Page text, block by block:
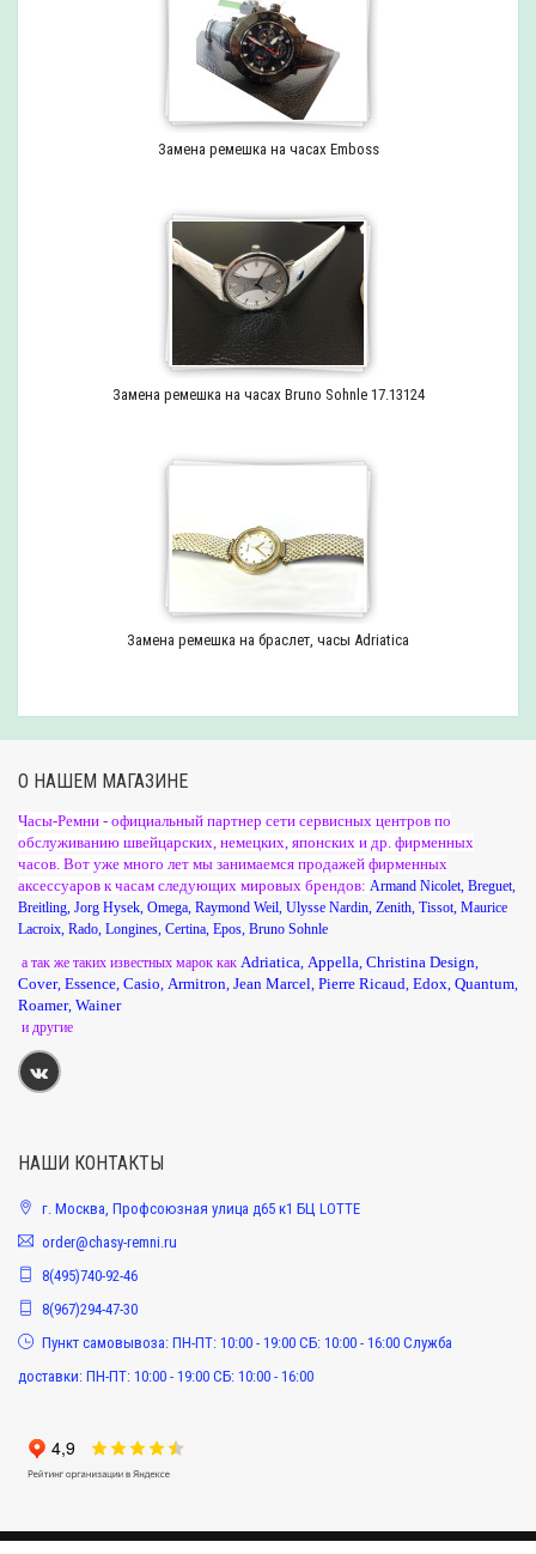
Замена ремешка на часах Emboss
Замена ремешка на часах Bruno Sohnle 17.13124
Замена ремешка на браслет, часы Adriatica
О НАШЕМ МАГАЗИНЕ
Часы-Ремни - официальный партнер сети сервисных центров по
обслуживанию швейцарских, немецких, японских и др. фирменных
часов. Вот уже много лет мы занимаемся продажей фирменных
аксессуаров к часам следующих мировых брендов: Armand Nicolet Breguet
Breitling Jorg Hysek Omega Raymond Weil Ulysse Nardin Zenith Tissot Maurice
Lacroix Rado Longines Certina Epos Bruno Sohnle
а так же таких известных марок как Adriatica Appella Christina Design
Cover, Essence Casio Armitron Jean Marcel Pierre Ricaud Edox Quantum
Roamer, Wainer
и другие
НАШИ КОНТАКТЫ
г. Москва, Профсоюзная улица д65 к1 БЦ LOTTE
order@chasy-remni.ru
8(495)740-92-46
8(967)294-47-30
Пункт самовывоза: ПН-ПТ: 10:00 - 19:00 СБ: 10:00 - 16:00 Служба
доставки: ПН-ПТ: 10:00 - 19:00 СБ: 10:00 - 16:00